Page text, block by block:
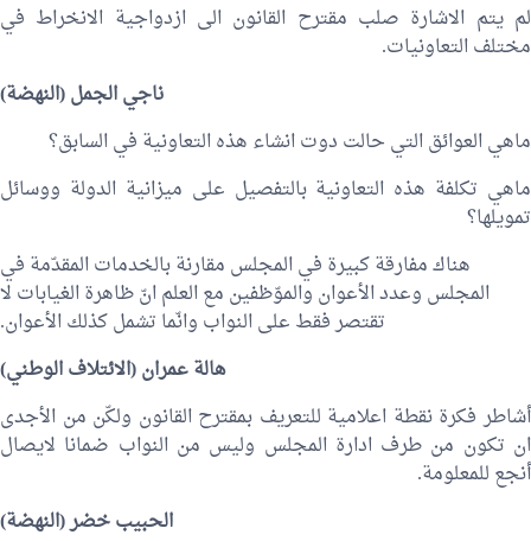
لم يتم الاشارة صلب مقترح القانون الى ازدواجية الانخراط في
مختلف التعاونيات.
ناجي الجمل(النهضة)
ماهي العوائق التي حالت دوت انشاء هذه التعاونية في السابق؟
ماهي تكلفة هذه التعاونية بالتفصيل على ميزانية الدولة ووسائل
تمويلها؟
هناك مفارقة كبيرة في المجلس مقارنة بالخدمات المقدّمة في
المجلس وعدد الأعوان والموّظفين مع العلم انّ ظاهرة الغيابات لا
تقتصر فقط على النواب وانّما تشمل كذلك الأعوان.
هالة عمران(الائتلاف الوطني)
أشاطر فكرة نقطة اعلامية للتعريف بمقترح القانون ولكّن من الأجدى
ان تكون من طرف ادارة المجلس وليس من النواب ضمانا لايصال
أنجع للمعلومة.
الحبيب خضر(النهضة)